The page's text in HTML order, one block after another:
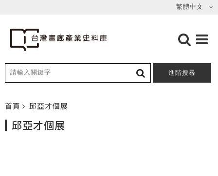
進階搜尋
首頁 邱亞才個展
邱亞才個展